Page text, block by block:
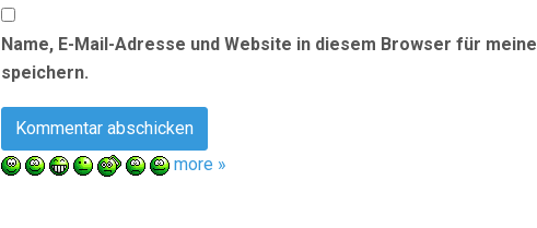
Name, E-Mail-Adresse und Website in diesem Browser für
speichern.
more »